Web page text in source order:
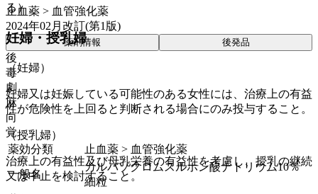
る）。
妊婦・授乳婦
（妊婦）
妊婦又は妊娠している可能性のある女性には、治療上の有益
性が危険性を上回ると判断される場合にのみ投与すること。
（授乳婦）
治療上の有益性及び母乳栄養の有益性を考慮し、授乳の継続
又は中止を検討すること。
止血薬 > 血管強化薬
2024年02月改訂(第1版)
薬剤情報 後発品
後
毒
劇
麻
向
覚
薬効分類
止血薬 > 血管強化薬
一般名
カルバゾクロムスルホン酸ナトリウム10％
細粒